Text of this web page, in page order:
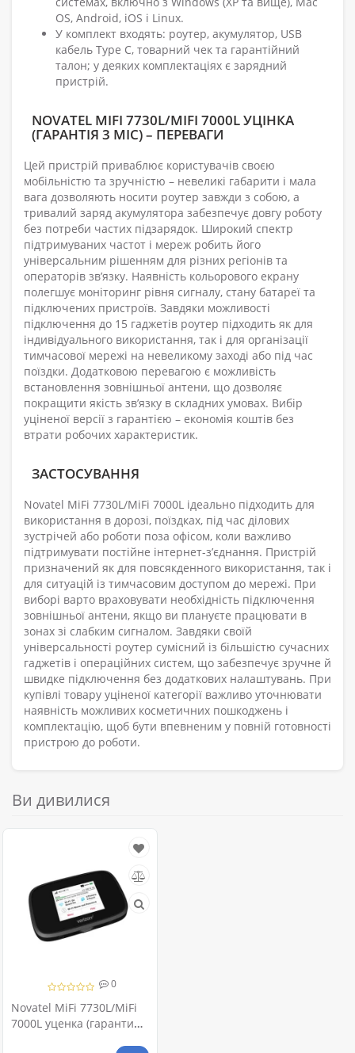
OS, Android, iOS і Linux.
У комплект входять: роутер, акумулятор, USB
кабель Type C, товарний чек та гарантійний
талон; у деяких комплектаціях є зарядний
пристрій.
NOVATEL MIFI 7730L/MIFI 7000L УЦІНКА
(ГАРАНТІЯ 3 МІС) – ПЕРЕВАГИ
Цей пристрій приваблює користувачів своєю
мобільністю та зручністю – невеликі габарити і мала
вага дозволяють носити роутер завжди з собою, а
тривалий заряд акумулятора забезпечує довгу роботу
без потреби частих підзарядок. Широкий спектр
підтримуваних частот і мереж робить його
універсальним рішенням для різних регіонів та
операторів зв’язку. Наявність кольорового екрану
полегшує моніторинг рівня сигналу, стану батареї та
підключених пристроїв. Завдяки можливості
підключення до 15 гаджетів роутер підходить як для
індивідуального використання, так і для організації
тимчасової мережі на невеликому заході або під час
поїздки. Додатковою перевагою є можливість
встановлення зовнішньої антени, що дозволяє
покращити якість зв’язку в складних умовах. Вибір
уціненої версії з гарантією – економія коштів без
втрати робочих характеристик.
ЗАСТОСУВАННЯ
Novatel MiFi 7730L/MiFi 7000L ідеально підходить для
використання в дорозі, поїздках, під час ділових
зустрічей або роботи поза офісом, коли важливо
підтримувати постійне інтернет-з’єднання. Пристрій
призначений як для повсякденного використання, так і
для ситуацій із тимчасовим доступом до мережі. При
виборі варто враховувати необхідність підключення
зовнішньої антени, якщо ви плануєте працювати в
зонах зі слабким сигналом. Завдяки своїй
універсальності роутер сумісний із більшістю сучасних
гаджетів і операційних систем, що забезпечує зручне й
швидке підключення без додаткових налаштувань. При
купівлі товару уціненої категорії важливо уточнювати
наявність можливих косметичних пошкоджень і
комплектацію, щоб бути впевненим у повній готовності
пристрою до роботи.
Ви дивилися
0
Novatel MiFi 7730L/MiFi
7000L уценка (гарантия